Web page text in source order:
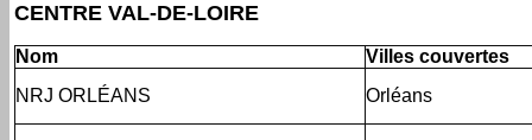
CENTRE VAL-DE-LOIRE
Nom
Villes couvertes
NRJ ORLÉANS
Orléans